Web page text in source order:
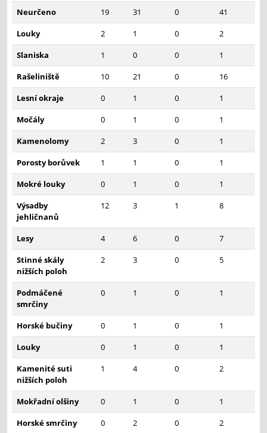
Neurčeno
19 31 0
41
Louky
2 1 0
2
Slaniska
1 0 0
1
Rašeliniště
10 21 0
16
Lesní okraje
0 1 0
1
Močály
0 1 0
1
Kamenolomy
2 3 0
1
Porosty borůvek
1 1 0
1
Mokré louky
0 1 0
1
Výsadby
jehličnanů
12 3 1 8
Lesy 4 6 0
7
Stinné skály
nižších poloh
2 3 0 5
Podmáčené
smrčiny
0 1 0 1
Horské bučiny 0 1 0
1
Louky
0 1 0
1
Kamenité suti
nižších poloh
1 4 0 2
Mokřadní olšiny 0 1 0
1
Horské smrčiny
0 2 0
2